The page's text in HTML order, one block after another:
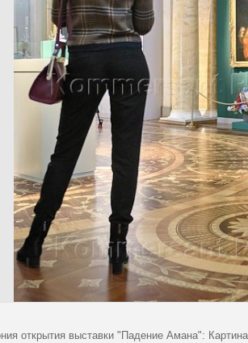
открытия выставки "Падение Амана":